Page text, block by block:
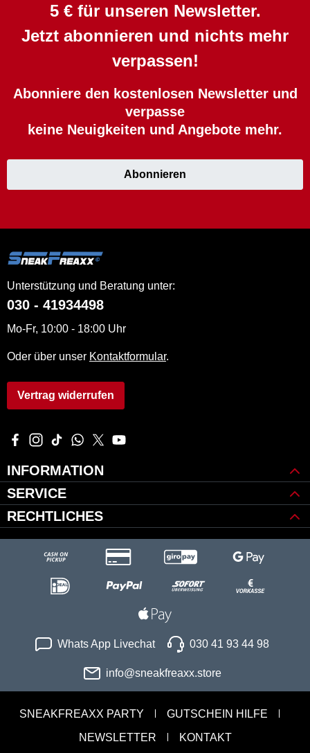
5 € für unseren Newsletter.
Jetzt abonnieren und nichts mehr
verpassen!
Abonniere den kostenlosen Newsletter und
verpasse
keine Neuigkeiten und Angebote mehr.
Abonnieren
Unterstützung und Beratung unter:
030 - 41934498
Mo-Fr, 10:00 - 18:00 Uhr
Oder über unser Kontaktformular.
Vertrag widerrufen
Besuche uns auf Facebook – öffnet in neuem Tab (externer
Schau auf Instagram vorbei – öffnet in neuem Tab
Sieh dir unsere TikTok-Videos an – öffnet in neuem
Schreib uns auf WhatsApp – öffnet in neuem
Folge uns auf X – öffnet in neuem Tab
Sieh dir unsere Videos auf YouTube an
INFORMATION
SERVICE
RECHTLICHES
Whats App Livechat 030 41 93 44 98
info@sneakfreaxx.store
SNEAKFREAXX PARTY
GUTSCHEIN HILFE
NEWSLETTER
KONTAKT